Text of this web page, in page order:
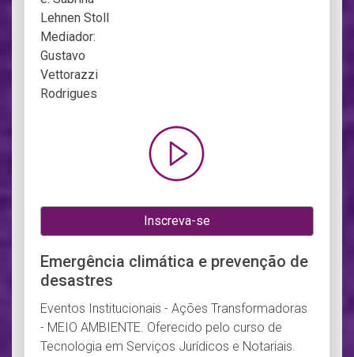
Inscreva-se
Emergência climática e prevenção de
desastres
Eventos Institucionais - Ações Transformadoras
- MEIO AMBIENTE. Oferecido pelo curso de
Tecnologia em Serviços Jurídicos e Notariais.